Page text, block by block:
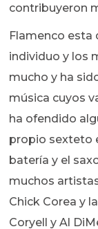
contribuyeron
Flamenco esta
individuo y los
mucho y ha
música cuyos
ha ofendido
propio sexteto
batería y el
muchos
Chick Corea y
Coryell y Al